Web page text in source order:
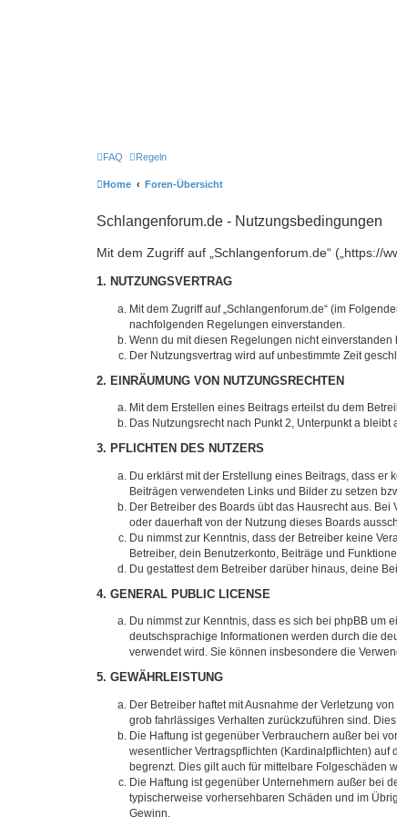
FAQ Regeln
Home Foren-Übersicht
Schlangenforum.de - Nutzungsbedingungen
Mit dem Zugriff auf „Schlangenforum.de“ („https://
1. NUTZUNGSVERTRAG
Mit dem Zugriff auf „Schlangenforum.de“ (im
nachfolgenden Regelungen einverstanden.
Wenn du mit diesen Regelungen nicht
Der Nutzungsvertrag wird auf unbestimmte Zeit
2. EINRÄUMUNG VON NUTZUNGSRECHTEN
Mit dem Erstellen eines Beitrags erteilst du dem
Das Nutzungsrecht nach Punkt 2, Unterpunkt a
3. PFLICHTEN DES NUTZERS
Du erklärst mit der Erstellung eines Beitrags, dass
Beiträgen verwendeten Links und Bilder zu setzen
Der Betreiber des Boards übt das Hausrecht aus.
oder dauerhaft von der Nutzung dieses Boards
Du nimmst zur Kenntnis, dass der Betreiber keine
Betreiber, dein Benutzerkonto, Beiträge und
Du gestattest dem Betreiber darüber hinaus, deine
4. GENERAL PUBLIC LICENSE
Du nimmst zur Kenntnis, dass es sich bei phpBB um
deutschsprachige Informationen werden durch die
verwendet wird. Sie können insbesondere die
5. GEWÄHRLEISTUNG
Der Betreiber haftet mit Ausnahme der Verletzung
grob fahrlässiges Verhalten zurückzuführen sind.
Die Haftung ist gegenüber Verbrauchern außer bei
wesentlicher Vertragspflichten (Kardinalpflichten)
begrenzt. Dies gilt auch für mittelbare Folgeschäden
Die Haftung ist gegenüber Unternehmern außer bei
typischerweise vorhersehbaren Schäden und im
Gewinn.